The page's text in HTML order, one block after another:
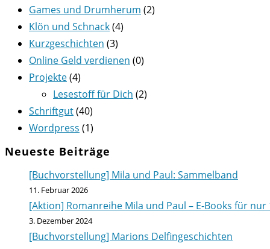
Games und Drumherum (2)
Klön und Schnack(4)
Kurzgeschichten (3)
Online Geld verdienen (0)
Projekte(4)
Lesestoff für Dich (2)
Schriftgut(40)
Wordpress (1)
Neueste Beiträge
[Buchvorstellung] Mila und Paul: Sammelband
11. Februar 2026
[Aktion] Romanreihe Mila und Paul – E-Books für nur
3. Dezember 2024
[Buchvorstellung] Marions Delfingeschichten